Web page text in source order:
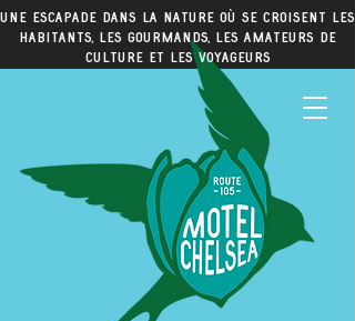
Une escapade dans la nature où se croisent les
habitants, les gourmands, les amateurs de
culture et les voyageurs